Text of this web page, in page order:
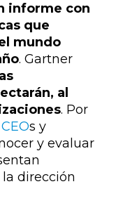
informe con
que
mundo
. Gartner
al
. Por
CEOs y
y evaluar
dirección